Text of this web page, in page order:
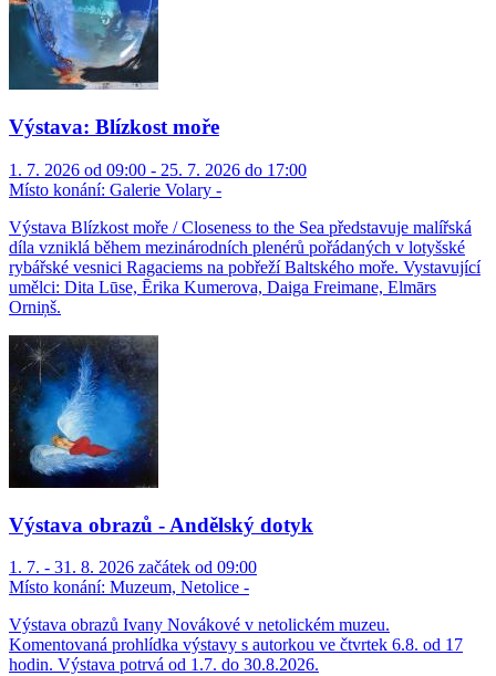
Výstava: Blízkost moře
1. 7. 2026 od 09:00 - 25. 7. 2026 do 17:00
Místo konání: Galerie Volary -
Výstava Blízkost moře / Closeness to the Sea představuje malířská
díla vzniklá během mezinárodních plenérů pořádaných v lotyšské
rybářské vesnici Ragaciems na pobřeží Baltského moře. Vystavující
umělci: Dita Lūse, Ērika Kumerova, Daiga Freimane, Elmārs
Orniņš.
Výstava obrazů - Andělský dotyk
1. 7. - 31. 8. 2026 začátek od 09:00
Místo konání: Muzeum, Netolice -
Výstava obrazů Ivany Novákové v netolickém muzeu.
Komentovaná prohlídka výstavy s autorkou ve čtvrtek 6.8. od 17
hodin. Výstava potrvá od 1.7. do 30.8.2026.